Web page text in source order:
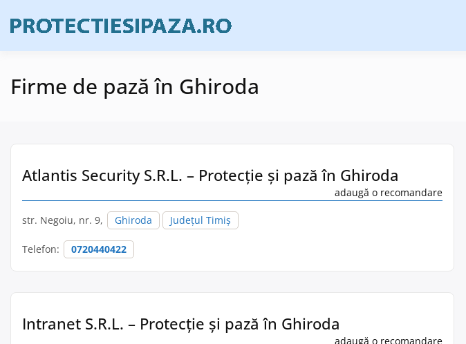
content
Firme de protecție și pază, instalare sisteme
Firme de pază în Ghiroda
Atlantis Security S.R.L. – Protecție și pază în Ghiroda
adaugă o recomandare
str. Negoiu, nr. 9, Ghiroda Județul Timiș
Telefon: 0720440422
Intranet S.R.L. – Protecție și pază în Ghiroda
adaugă o recomandare